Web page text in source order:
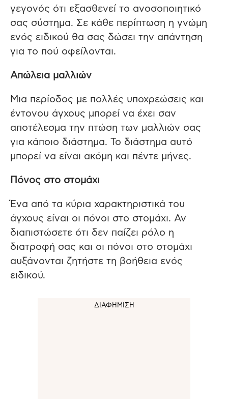
γεγονός ότι εξασθενεί το ανοσοποιητικό
σας σύστημα. Σε κάθε περίπτωση η γνώμη
ενός ειδικού θα σας δώσει την απάντηση
για το πού οφείλονται.
Απώλεια μαλλιών
Μια περίοδος με πολλές υποχρεώσεις και
έντονου άγχους μπορεί να έχει σαν
αποτέλεσμα την πτώση των μαλλιών σας
για κάποιο διάστημα. Το διάστημα αυτό
μπορεί να είναι ακόμη και πέντε μήνες.
Πόνος στο στομάχι
Ένα από τα κύρια χαρακτηριστικά του
άγχους είναι οι πόνοι στο στομάχι. Αν
διαπιστώσετε ότι δεν παίζει ρόλο η
διατροφή σας και οι πόνοι στο στομάχι
αυξάνονται ζητήστε τη βοήθεια ενός
ειδικού.